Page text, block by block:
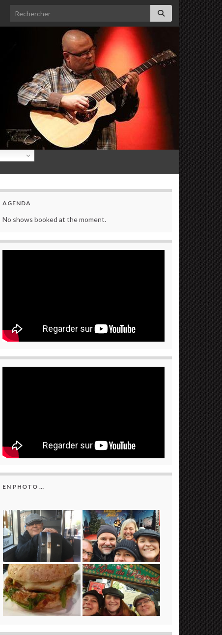
Search for:
AGENDA
No shows booked at the moment.
EN PHOTO …